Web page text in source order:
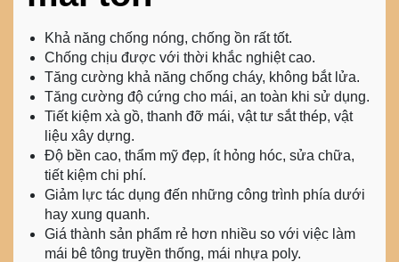
Khả năng chống nóng, chống ồn rất tốt.
Chống chịu được với thời khắc nghiệt cao.
Tăng cường khả năng chống cháy, không bắt lửa.
Tăng cường độ cứng cho mái, an toàn khi sử dụng.
Tiết kiệm xà gồ, thanh đỡ mái, vật tư sắt thép, vật
liệu xây dựng.
Độ bền cao, thẩm mỹ đẹp, ít hỏng hóc, sửa chữa,
tiết kiệm chi phí.
Giảm lực tác dụng đến những công trình phía dưới
hay xung quanh.
Giá thành sản phẩm rẻ hơn nhiều so với việc làm
mái bê tông truyền thống, mái nhựa poly.